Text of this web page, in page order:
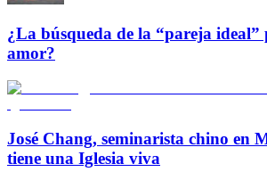
¿La búsqueda de la “pareja
amor?
José Chang, seminarista chino en
tiene una Iglesia viva